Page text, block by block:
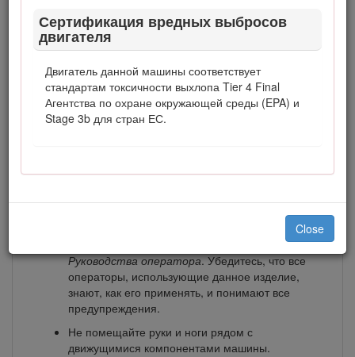
Сертификация вредных выбросов
двигателя
Двигатель данной машины соответствует
стандартам токсичности выхлопа Tier 4 Final
Агентства по охране окружающей среды (EPA) и
Stage 3b для стран ЕС.
Close
несчастного случая или гибели.
Общие правила техники безопасности
Данное изделие может привести к травматической
ампутации конечностей, а также к травмированию
отброшенными предметами. Во избежание тяжелых
Использование этого изделия не по прямому
и находящихся рядом людей.
прочитайте и усвойте содержание настоящего
Руководства оператора. Убедитесь, что все
операторы, использующие данное изделие,
знают, как его применять, и понимают все
предупреждения.
Не помещайте руки и ноги рядом с
движущимися компонентами машины.